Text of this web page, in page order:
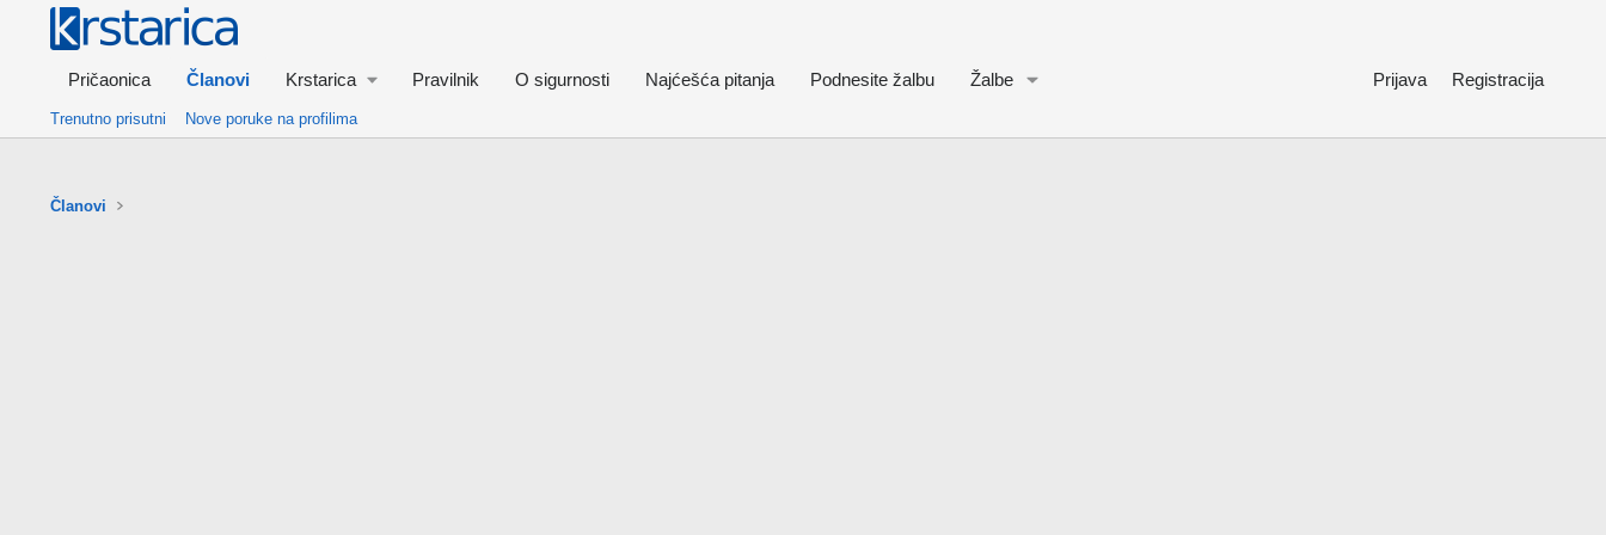
Pričaonica Članovi Krstarica Pravilnik O sigurnosti Najćešća pitanja Podnesite žalbu Žalbe Prijava Registracija
Trenutno prisutni Nove poruke na profilima
Članovi